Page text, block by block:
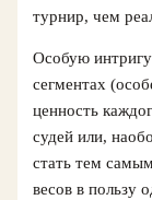
турнир, чем
Особую
сегментах
ценность
судей или,
стать тем
весов в пользу